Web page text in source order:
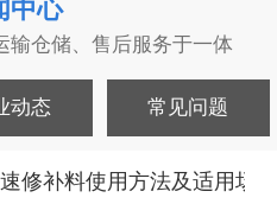
中心
输仓储、售后服务于一体
动态 常见问题
修补料使用方法及适用场